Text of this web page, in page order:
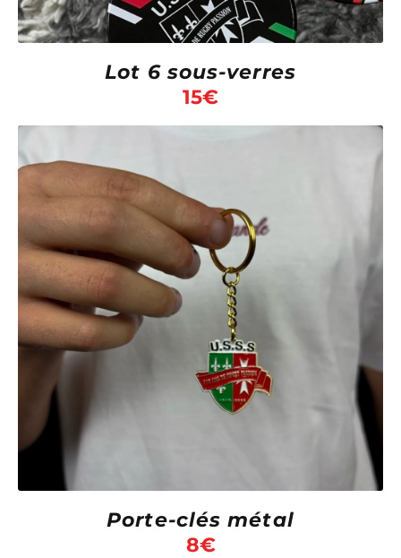
Lot 6 sous-verres
15€
Porte-clés métal
8€